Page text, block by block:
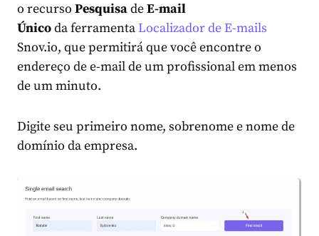
o recurso PesquisadeE-mail
Únicoda ferramentaLocalizador de E-mails
Snov.io, que permitirá que você encontre o
endereço de e-mail de um profissional em menos
de um minuto.
Digite seu primeiro nome, sobrenome e nome de
domínio da empresa.